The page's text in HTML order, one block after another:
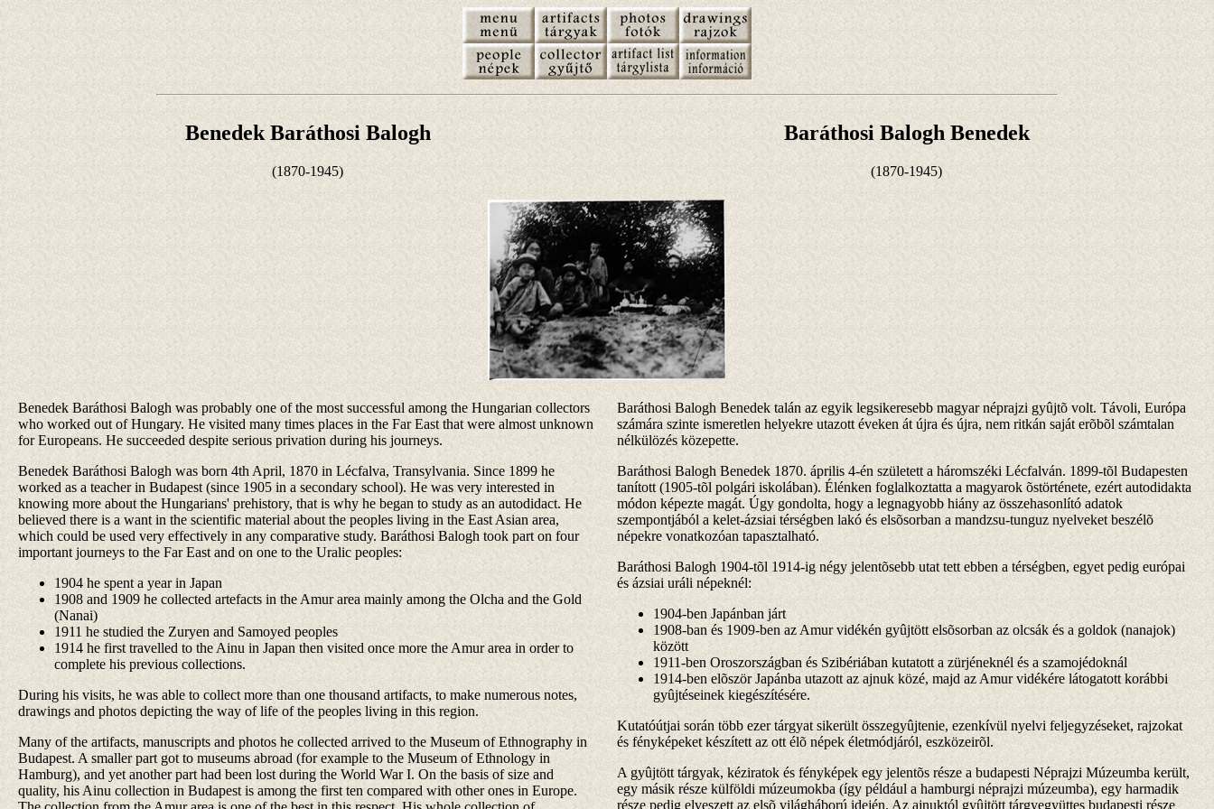
Benedek Baráthosi Balogh
(1870-1945)
Baráthosi Balogh Benedek
(1870-1945)
Benedek Baráthosi Balogh was probably one of the most successful among the Hungarian collectors
who worked out of Hungary. He visited many times places in the Far East that were almost unknown
for Europeans. He succeeded despite serious privation during his journeys.
Benedek Baráthosi Balogh was born 4th April, 1870 in Lécfalva, Transylvania. Since 1899 he
worked as a teacher in Budapest (since 1905 in a secondary school). He was very interested in
knowing more about the Hungarians' prehistory, that is why he began to study as an autodidact. He
believed there is a want in the scientific material about the peoples living in the East Asian area,
which could be used very effectively in any comparative study. Baráthosi Balogh took part on four
important journeys to the Far East and on one to the Uralic peoples:
1904 he spent a year in Japan
1908 and 1909 he collected artefacts in the Amur area mainly among the Olcha and the Gold
(Nanai)
1911 he studied the Zuryen and Samoyed peoples
1914 he first travelled to the Ainu in Japan then visited once more the Amur area in order to
complete his previous collections.
During his visits, he was able to collect more than one thousand artifacts, to make numerous notes,
drawings and photos depicting the way of life of the peoples living in this region.
Many of the artifacts, manuscripts and photos he collected arrived to the Museum of Ethnography in
Budapest. A smaller part got to museums abroad (for example to the Museum of Ethnology in
Hamburg), and yet another part had been lost during the World War I. On the basis of size and
quality, his Ainu collection in Budapest is among the first ten compared with other ones in Europe.
Baráthosi Balogh Benedek talán az egyik legsikeresebb magyar néprajzi gyûjtõ volt. Távoli, Európa
számára szinte ismeretlen helyekre utazott éveken át újra és újra, nem ritkán saját erõbõl számtalan
nélkülözés közepette.
Baráthosi Balogh Benedek 1870. április 4-én született a háromszéki Lécfalván. 1899-tõl Budapesten
tanított (1905-tõl polgári iskolában). Élénken foglalkoztatta a magyarok õstörténete, ezért autodidakta
módon képezte magát. Úgy gondolta, hogy a legnagyobb hiány az összehasonlító adatok
szempontjából a kelet-ázsiai térségben lakó és elsõsorban a mandzsu-tunguz nyelveket beszélõ
népekre vonatkozóan tapasztalható.
Baráthosi Balogh 1904-tõl 1914-ig négy jelentõsebb utat tett ebben a térségben, egyet pedig európai
és ázsiai uráli népeknél:
1904-ben Japánban járt
1908-ban és 1909-ben az Amur vidékén gyûjtött elsõsorban az olcsák és a goldok (nanajok)
között
1911-ben Oroszországban és Szibériában kutatott a zürjéneknél és a szamojédoknál
1914-ben elõször Japánba utazott az ajnuk közé, majd az Amur vidékére látogatott korábbi
gyûjtéseinek kiegészítésére.
Kutatóútjai során több ezer tárgyat sikerült összegyûjtenie, ezenkívül nyelvi feljegyzéseket, rajzokat
és fényképeket készített az ott élõ népek életmódjáról, eszközeirõl.
A gyûjtött tárgyak, kéziratok és fényképek egy jelentõs része a budapesti Néprajzi Múzeumba került,
egy másik része külföldi múzeumokba (így például a hamburgi néprajzi múzeumba), egy harmadik
része pedig elveszett az elsõ világháború idején. Az ajnuktól gyûjtött tárgyegyüttes budapesti része